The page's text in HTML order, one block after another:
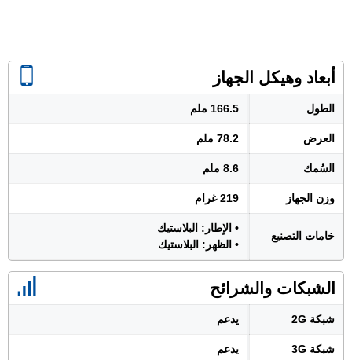
أبعاد وهيكل الجهاز
الطول 166.5 ملم
العرض 78.2 ملم
السُمك 8.6 ملم
وزن الجهاز 219 غرام
خامات التصنيع
• الإطار: البلاستيك
• الظهر: البلاستيك
الشبكات والشرائح
شبكة 2G يدعم
شبكة 3G يدعم